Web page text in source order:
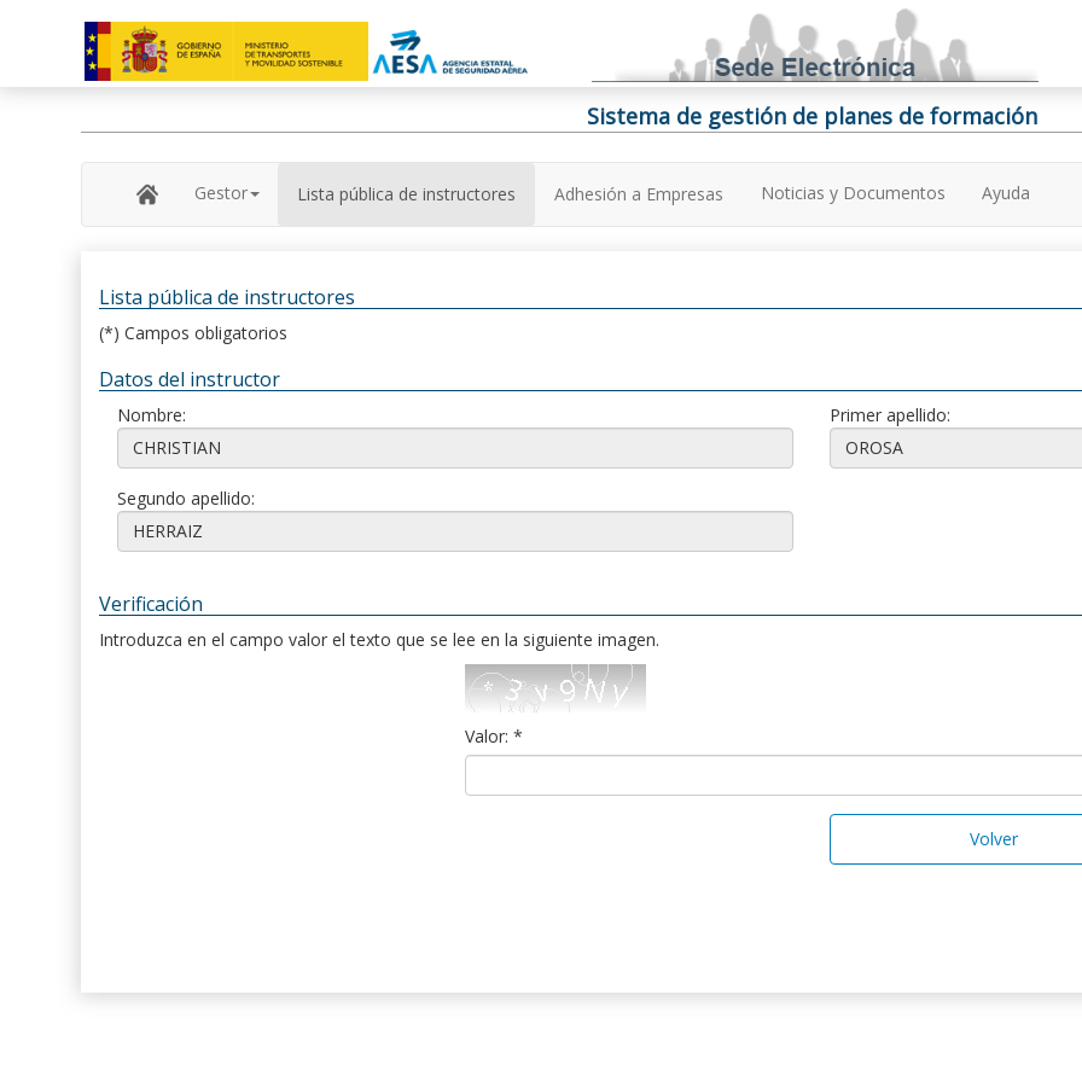
Sistema de gestión de planes de formación
Gestor Lista pública de instructores Adhesión a Empresas Noticias y Documentos Ayuda
Lista pública de instructores
(*) Campos obligatorios
Datos del instructor
Nombre: Primer apellido:
Segundo apellido:
Verificación
Introduzca en el campo valor el texto que se lee en la siguiente imagen.
Valor: *
Volver